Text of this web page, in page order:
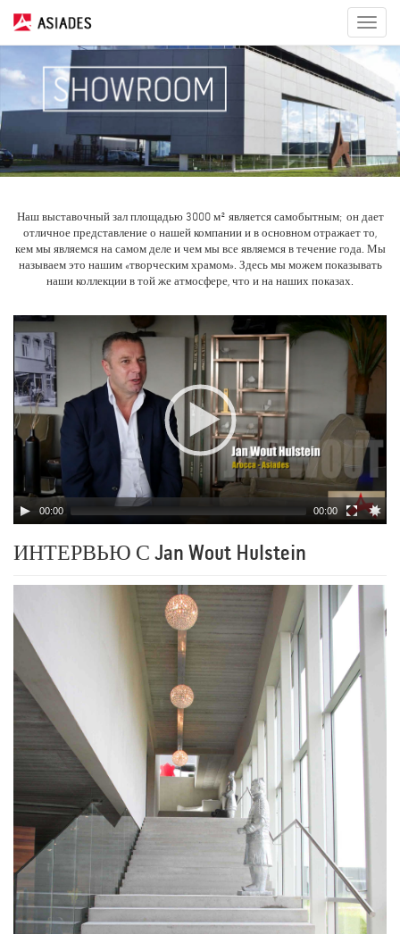
Toggle
Наш выставочный зал площадью 3000 м² является самобытным; он дает
отличное представление о нашей компании и в основном отражает то,
кем мы являемся на самом деле и чем мы все являемся в течение года. Мы
называем это нашим «творческим храмом». Здесь мы можем показывать
наши коллекции в той же атмосфере, что и на наших показах.
00:00 00:00
ИНТЕРВЬЮ С Jan Wout Hulstein